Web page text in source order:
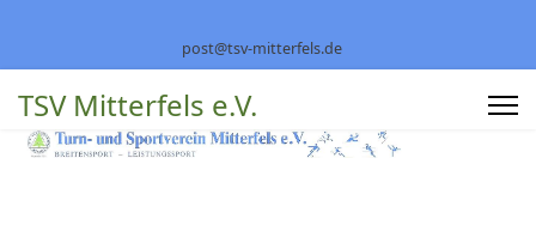
post@tsv-mitterfels.de
TSV Mitterfels e.V.